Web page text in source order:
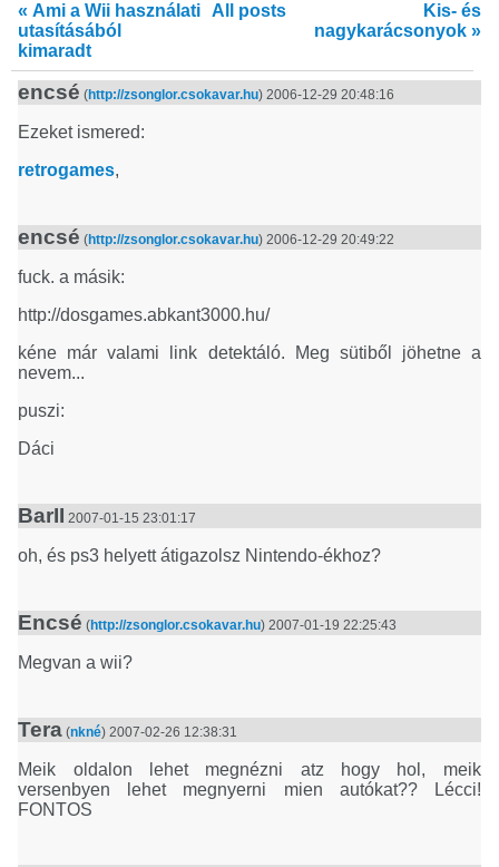
« Ami a Wii használati
utasításából
kimaradt
All posts
Kis- és
nagykarácsonyok »
encsé (http://zsonglor.csokavar.hu) 2006-12-29 20:48:16
Ezeket ismered:
retrogames,
encsé (http://zsonglor.csokavar.hu) 2006-12-29 20:49:22
fuck. a másik:
http://dosgames.abkant3000.hu/
kéne már valami link detektáló. Meg sütiből jöhetne a
nevem...
puszi:
Dáci
BarII 2007-01-15 23:01:17
oh, és ps3 helyett átigazolsz Nintendo-ékhoz?
Encsé (http://zsonglor.csokavar.hu) 2007-01-19 22:25:43
Megvan a wii?
Tera (nkné) 2007-02-26 12:38:31
Meik oldalon lehet megnézni atz hogy hol, meik
versenbyen lehet megnyerni mien autókat?? Lécci!
FONTOS